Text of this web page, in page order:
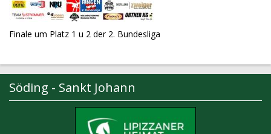
Finale um Platz 1 u 2 der 2. Bundesliga
Söding - Sankt Johann